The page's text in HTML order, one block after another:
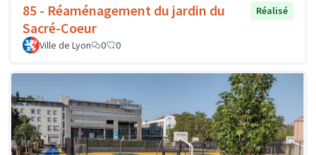
85 - Réaménagement du jardin du
Sacré-Coeur
Réalisé
Ville de Lyon 0 0